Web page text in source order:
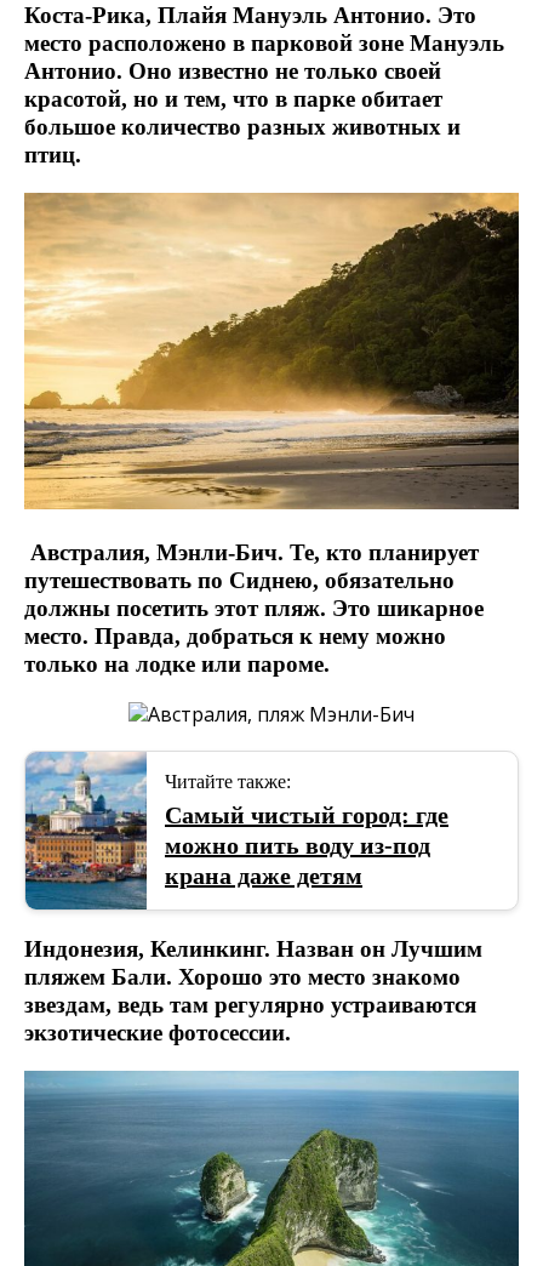
Коста-Рика, Плайя Мануэль Антонио. Это
место расположено в парковой зоне Мануэль
Антонио. Оно известно не только своей
красотой, но и тем, что в парке обитает
большое количество разных животных и
птиц.
Австралия, Мэнли-Бич. Те, кто планирует
путешествовать по Сиднею, обязательно
должны посетить этот пляж. Это шикарное
место. Правда, добраться к нему можно
только на лодке или пароме.
Читайте также:
Самый чистый город: где
можно пить воду из-под
крана даже детям
Индонезия, Келинкинг. Назван он Лучшим
пляжем Бали. Хорошо это место знакомо
звездам, ведь там регулярно устраиваются
экзотические фотосессии.